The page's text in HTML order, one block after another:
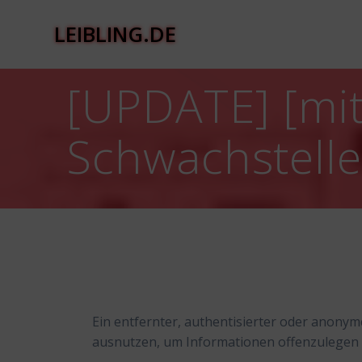
LEIBLING.DE
[UPDATE]
Ein entfernter, authentisierter oder
ausnutzen, um Informationen